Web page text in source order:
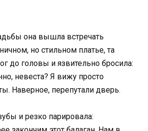
она вышла встречать
но стильном платье, та
до головы и язвительно бросила:
невеста? Я вижу просто
Наверное, перепутали дверь.
и резко парировала: